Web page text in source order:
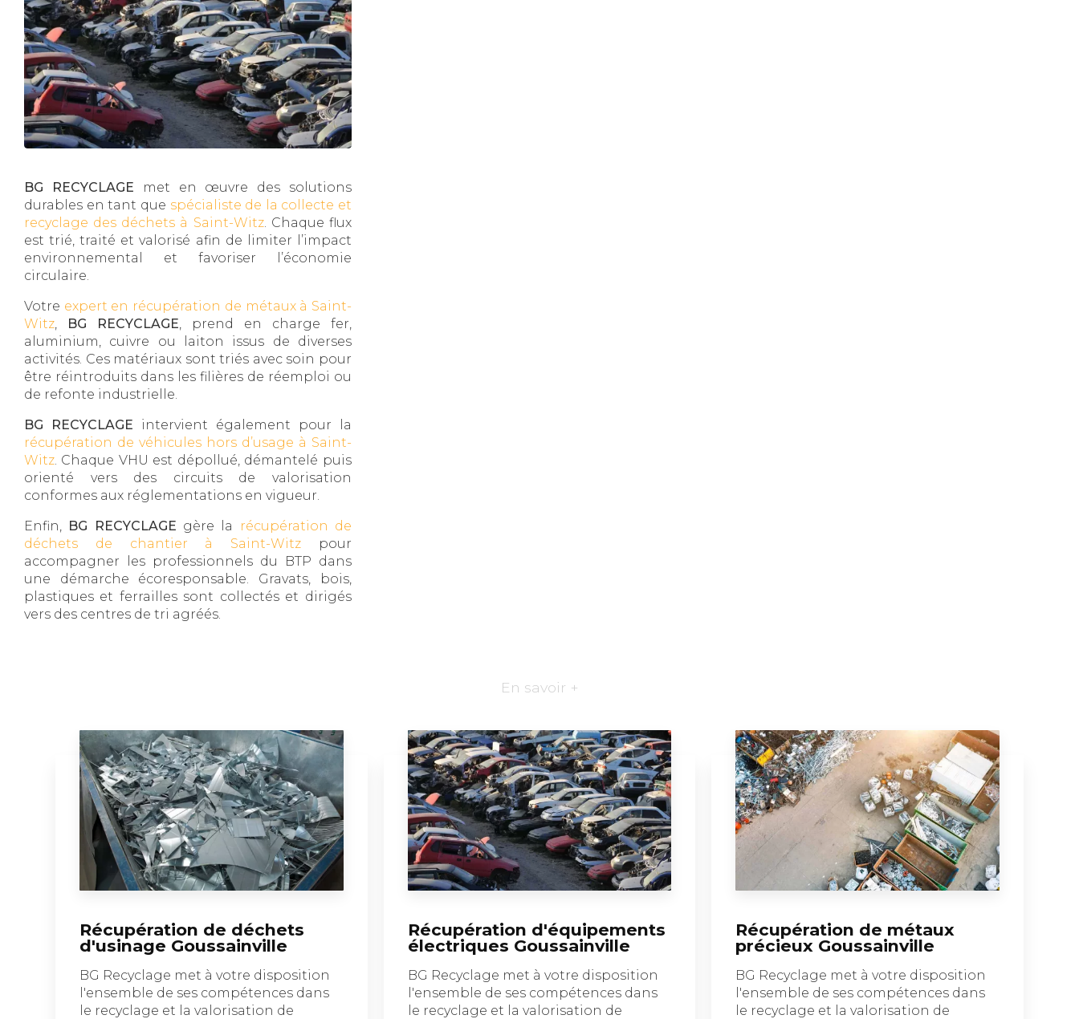
BG RECYCLAGE met en œuvre des solutions
durables en tant que spécialiste de la collecte et
recyclage des déchets à Saint-Witz. Chaque flux
est trié, traité et valorisé afin de limiter l’impact
environnemental et favoriser l’économie
circulaire.
Votre expert en récupération de métaux à Saint-
Witz, BG RECYCLAGE, prend en charge fer,
aluminium, cuivre ou laiton issus de diverses
activités. Ces matériaux sont triés avec soin pour
être réintroduits dans les filières de réemploi ou
de refonte industrielle.
BG RECYCLAGE intervient également pour la
récupération de véhicules hors d’usage à Saint-
Witz. Chaque VHU est dépollué, démantelé puis
orienté vers des circuits de valorisation
conformes aux réglementations en vigueur.
Enfin, BG RECYCLAGE gère la
récupération de
déchets de chantier à Saint-Witz pour
accompagner les professionnels du BTP dans
une démarche écoresponsable. Gravats, bois,
plastiques et ferrailles sont collectés et dirigés
vers des centres de tri agréés.
En savoir +
Récupération de déchets
d'usinage Goussainville
BG Recyclage met à votre disposition
l'ensemble de ses compétences dans
le recyclage et la valorisation de
Récupération d'équipements
électriques Goussainville
BG Recyclage met à votre disposition
l'ensemble de ses compétences dans
le recyclage et la valorisation de
Récupération de métaux
précieux Goussainville
BG Recyclage met à votre disposition
l'ensemble de ses compétences dans
le recyclage et la valorisation de